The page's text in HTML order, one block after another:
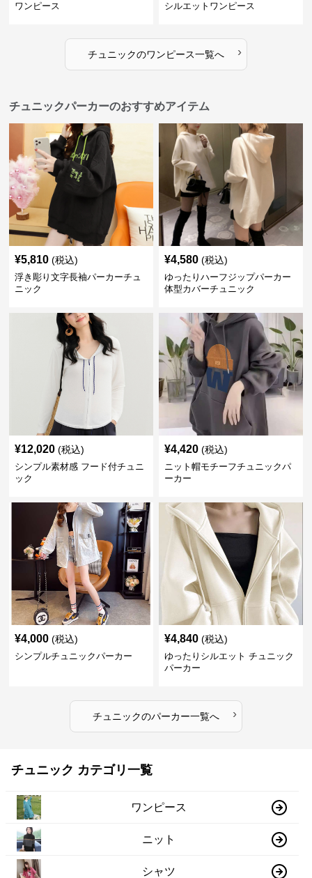
ワンピース
シルエットワンピース
チュニックのワンピース一覧へ ›
チュニックパーカーのおすすめアイテム
¥5,810 (税込)
浮き彫り文字長袖パーカーチュ
ニック
¥4,580 (税込)
ゆったりハーフジップパーカー
体型カバーチュニック
¥12,020 (税込)
シンプル素材感 フード付チュニ
ック
¥4,420 (税込)
ニット帽モチーフチュニックパ
ーカー
¥4,000 (税込)
シンプルチュニックパーカー
¥4,840 (税込)
ゆったりシルエット チュニック
パーカー
チュニックのパーカー一覧へ ›
チュニック カテゴリ一覧
ワンピース
ニット
シャツ